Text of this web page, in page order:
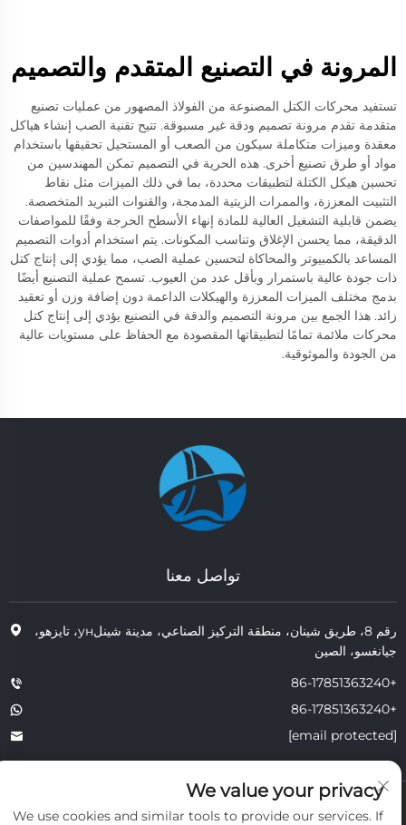
المرونة في التصنيع المتقدم والتصميم
تستفيد محركات الكتل المصنوعة من الفولاذ المصهور من عمليات تصنيع
متقدمة تقدم مرونة تصميم ودقة غير مسبوقة. تتيح تقنية الصب إنشاء هياكل
معقدة وميزات متكاملة سيكون من الصعب أو المستحيل تحقيقها باستخدام
مواد أو طرق تصنيع أخرى. هذه الحرية في التصميم تمكن المهندسين من
تحسين هيكل الكتلة لتطبيقات محددة، بما في ذلك الميزات مثل نقاط
التثبيت المعززة، والممرات الزيتية المدمجة، والقنوات التبريد المتخصصة.
يضمن قابلية التشغيل العالية للمادة إنهاء الأسطح الحرجة وفقًا للمواصفات
الدقيقة، مما يحسن الإغلاق وتناسب المكونات. يتم استخدام أدوات التصميم
المساعد بالكمبيوتر والمحاكاة لتحسين عملية الصب، مما يؤدي إلى إنتاج كتل
ذات جودة عالية باستمرار وبأقل عدد من العيوب. تسمح عملية التصنيع أيضًا
بدمج مختلف الميزات المعززة والهيكلات الداعمة دون إضافة وزن أو تعقيد
زائد. هذا الجمع بين مرونة التصميم والدقة في التصنيع يؤدي إلى إنتاج كتل
محركات ملائمة تمامًا لتطبيقاتها المقصودة مع الحفاظ على مستويات عالية
من الجودة والموثوقية.
تواصل معنا
رقم 8، طريق شينان، منطقة التركيز الصناعي، مدينة شينلун، تايزهو،
جيانغسو، الصين
+86-17851363240
+86-17851363240
TECHNOLOGY CO., LTD. جميع الحقوق محفوظة.
We value your privacy
We use cookies and similar tools to provide our services. If